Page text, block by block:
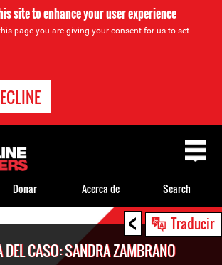
site to enhance your user experience
page you are giving your consent for us to set
< Traducir
CASO: SANDRA ZAMBRANO
Donar Acerca de Search